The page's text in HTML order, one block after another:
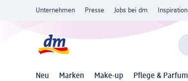
Unternehmen Presse Jobs bei dm Inspiration
Neu Marken Make-up Pflege & Parfum